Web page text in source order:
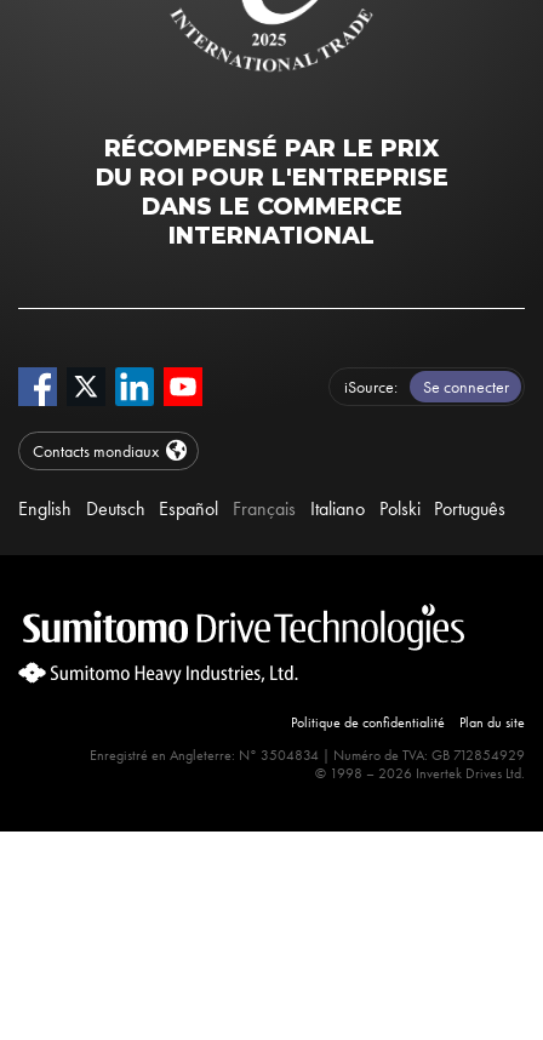
RÉCOMPENSÉ PAR LE PRIX
DU ROI POUR L'ENTREPRISE
DANS LE COMMERCE
INTERNATIONAL
iSource Se connecter
Contacts mondiaux
English Deutsch Español Français Italiano Polski Português
Politique de confidentialité
Plan du site
Enregistré en Angleterre: N° 3504834 | Numéro de TVA: GB 712854929
© 1998 – 2026 Invertek Drives Ltd.